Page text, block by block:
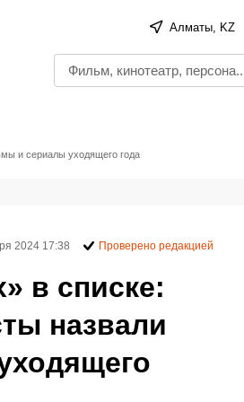
Алматы, KZ
и сериалы уходящего года
в списке:
назвали
2024 17:38 Проверено редакцией